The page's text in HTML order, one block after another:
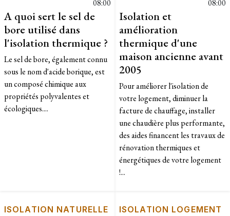
08:00
A quoi sert le sel de
bore utilisé dans
l'isolation thermique ?
Le sel de bore, également connu
sous le nom d'acide borique, est
un composé chimique aux
propriétés polyvalentes et
écologiques....
08:00
Isolation et
amélioration
thermique d'une
maison ancienne avant
2005
Pour améliorer l'isolation de
votre logement, diminuer la
facture de chauffage, installer
une chaudière plus performante,
des aides financent les travaux de
rénovation thermiques et
énergétiques de votre logement
!...
ISOLATION NATURELLE
ISOLATION LOGEMENT